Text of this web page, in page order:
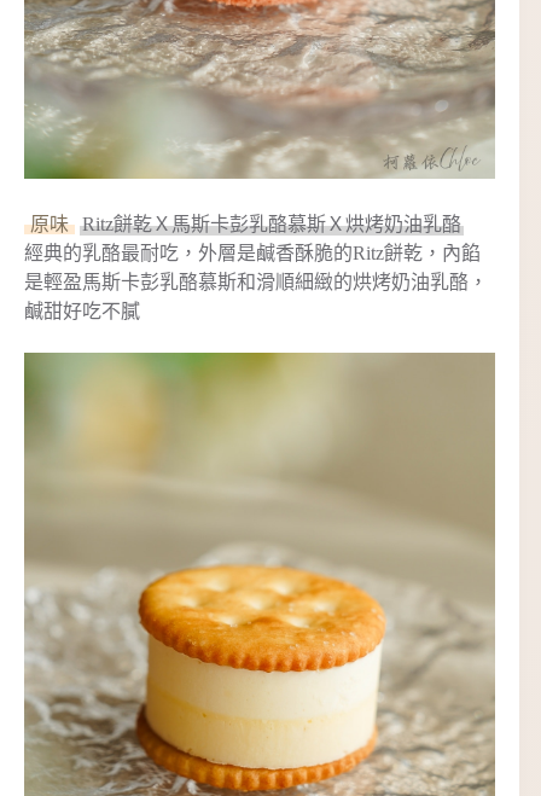
原味
Ritz餅乾Ｘ馬斯卡彭乳酪慕斯Ｘ烘烤奶油乳酪
經典的乳酪最耐吃，外層是鹹香酥脆的Ritz餅乾，內餡
是輕盈馬斯卡彭乳酪慕斯和滑順細緻的烘烤奶油乳酪，
鹹甜好吃不膩